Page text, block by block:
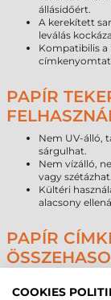
állásidőért.
A kerekített
leválás
Kompatibilis a
PAPÍR
Nem UV-álló,
sárgulhat.
Nem vízálló,
vagy szétázhat.
Kültéri
alacsony
PAPÍR
Alapanyag típusa
COOKIES